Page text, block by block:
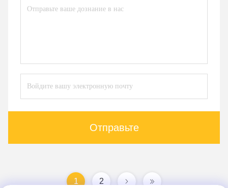
Отправьте
1 2